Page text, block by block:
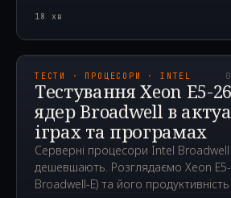
18 хв
ТЕСТИ · ПРОЦЕСОРИ · INTEL
Тестування Xeon E5-
ядер Broadwell в
іграх та програмах
Серверні процесори Intel Broadwell
дешевшають. Розглядаємо Xeon
Broadwell-E) та його